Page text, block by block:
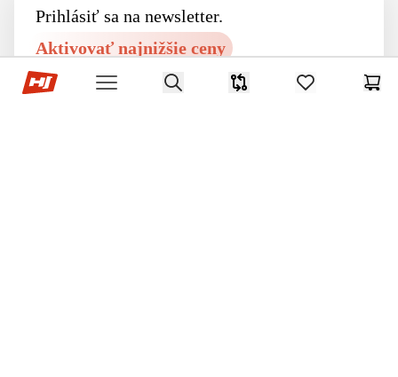
Hop-Sport.sk
Open menu
Search
Porovnávačitems in
Prihlásiť sa na newsletter.
Aktivovať najnižšie ceny
Zaregistrovať